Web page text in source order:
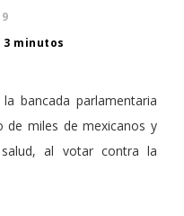
minutos
bancada parlamentaria
de miles de mexicanos y
al votar contra la